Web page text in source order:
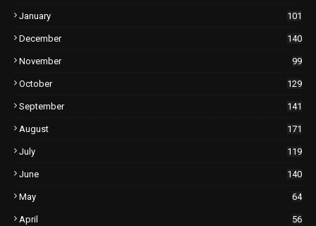
January 101
December 140
November 99
October 129
September 141
August 171
July 119
June 140
May 64
April 56